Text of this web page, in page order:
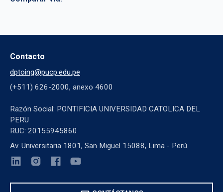
Contacto
dptoing@pucp.edu.pe
(+511) 626-2000, anexo 4600
Razón Social: PONTIFICIA UNIVERSIDAD CATOLICA DEL
PERU
RUC: 20155945860
Av. Universitaria 1801, San Miguel 15088, Lima - Perú